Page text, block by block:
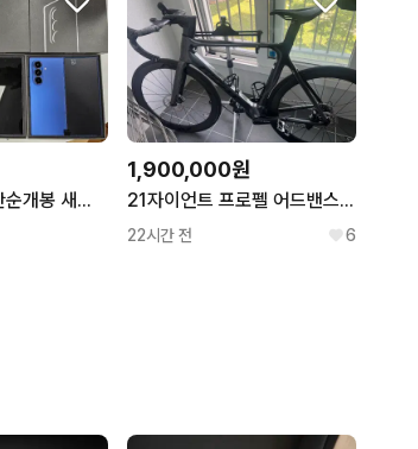
갤럭시Z폴드7 단순개봉 새제품 판매합니다.
1,900,000원
21자이언트 프로펠 어드밴스2(아비아브 아데온2휠셋) 풀카본!! L사이즈 판매합니다
22시간 전 6